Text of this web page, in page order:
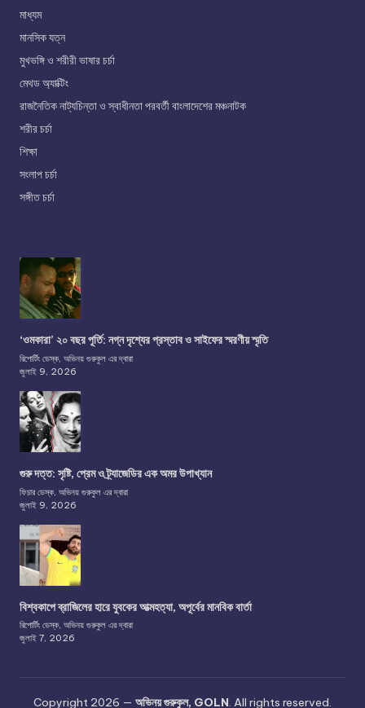
মাধ্যম
মানসিক যত্ন
মুখভঙ্গি ও শরীরী ভাষার চর্চা
মেথড অ্যাক্টিং
রাজনৈতিক নাট্যচিন্তা ও স্বাধীনতা পরবর্তী বাংলাদেশের মঞ্চনাটক
শরীর চর্চা
শিক্ষা
সংলাপ চর্চা
সঙ্গীত চর্চা
‘ওমকারা’ ২০ বছর পূর্তি: নগ্ন দৃশ্যের প্রস্তাব ও সাইফের স্মরণীয় স্মৃতি
রিপোর্টিং ডেস্ক, অভিনয় গুরুকুল এর দ্বারা
জুলাই 9, 2026
গুরু দত্ত: সৃষ্টি, প্রেম ও ট্র্যাজেডির এক অমর উপাখ্যান
ফিচার ডেস্ক, অভিনয় গুরুকুল এর দ্বারা
জুলাই 9, 2026
বিশ্বকাপে ব্রাজিলের হারে যুবকের আত্মহত্যা, অপূর্বের মানবিক বার্তা
রিপোর্টিং ডেস্ক, অভিনয় গুরুকুল এর দ্বারা
জুলাই 7, 2026
Copyright 2026 — অভিনয় গুরুকুল, GOLN. All rights reserved.